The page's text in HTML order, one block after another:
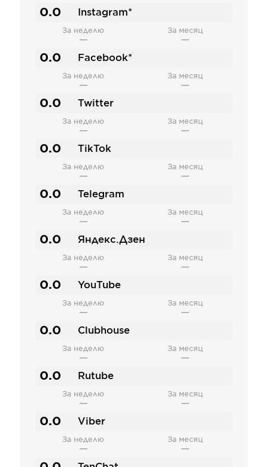
0.0 Instagram*
За неделю
—
За месяц
—
0.0 Facebook*
За неделю
—
За месяц
—
0.0 Twitter
За неделю
—
За месяц
—
0.0 TikTok
За неделю
—
За месяц
—
0.0 Telegram
За неделю
—
За месяц
—
0.0 Яндекс.Дзен
За неделю
—
За месяц
—
0.0 YouTube
За неделю
—
За месяц
—
0.0 Clubhouse
За неделю
—
За месяц
—
0.0 Rutube
За неделю
—
За месяц
—
0.0 Viber
За неделю
—
За месяц
—